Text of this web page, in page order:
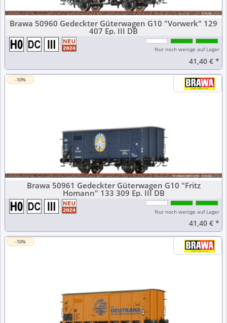
Brawa 50960 Gedeckter Güterwagen G10 "Vorwerk" 129
407 Ep. III DB
Nur noch wenige auf Lager
41,40 €*
-10%
Brawa 50961 Gedeckter Güterwagen G10 "Fritz
Homann" 133 309 Ep. III DB
Nur noch wenige auf Lager
41,40 €*
-10%